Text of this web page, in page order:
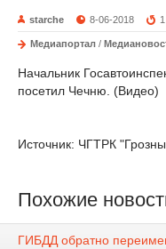
starche 8-06-2018
Медиапортал /
Начальник
посетил Чечню. (Видео)
Источник: ЧГТРК
Похожие
ГИБДД обратно